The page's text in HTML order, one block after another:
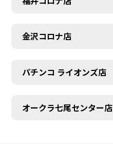
金沢コロナ店
パチンコ ライオンズ店
オークラ七尾センター店